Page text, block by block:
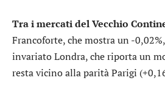
Tra i mercati del Vecchio
Francoforte, che mostra un -
invariatoLondra, che riporta un
resta vicino alla paritàParigi